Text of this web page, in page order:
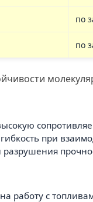
по
по
при
работу с